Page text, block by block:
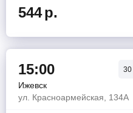
544р.
15:00 30
Ижевск
ул. Красноармейская, 134А